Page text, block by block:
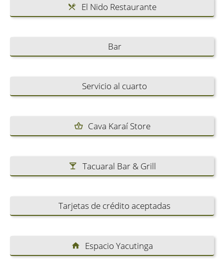
El Nido Restaurante
Bar
Servicio al cuarto
Cava Karaí Store
Tacuaral Bar & Grill
Tarjetas de crédito aceptadas
Espacio Yacutinga